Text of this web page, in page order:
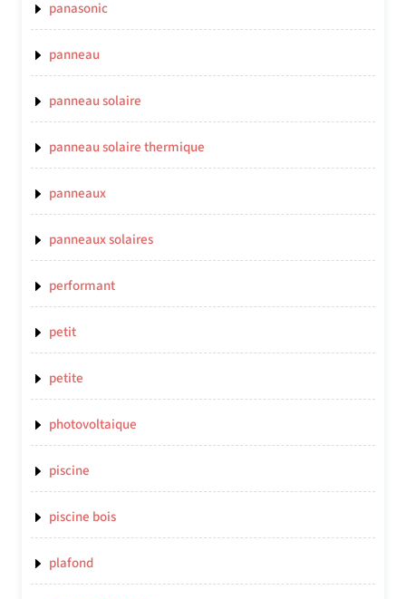
panasonic
panneau
panneau solaire
panneau solaire thermique
panneaux
panneaux solaires
performant
petit
petite
photovoltaique
piscine
piscine bois
plafond